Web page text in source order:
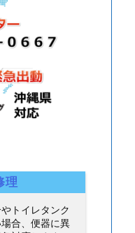
理
トイレタンク
合、便器に異